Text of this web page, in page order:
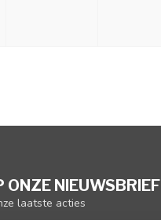
ONZE NIEUWSBRIEF
laatste acties